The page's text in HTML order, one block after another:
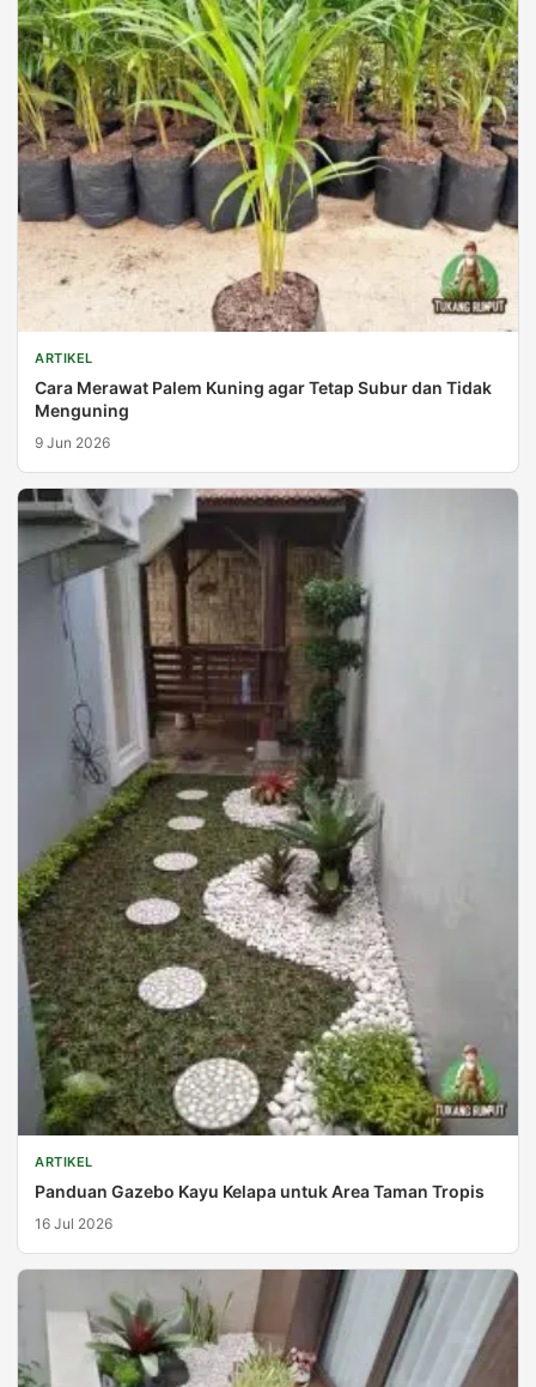
ARTIKEL
Cara Merawat Palem Kuning agar Tetap Subur dan Tidak
Menguning
9 Jun 2026
ARTIKEL
Panduan Gazebo Kayu Kelapa untuk Area Taman Tropis
16 Jul 2026